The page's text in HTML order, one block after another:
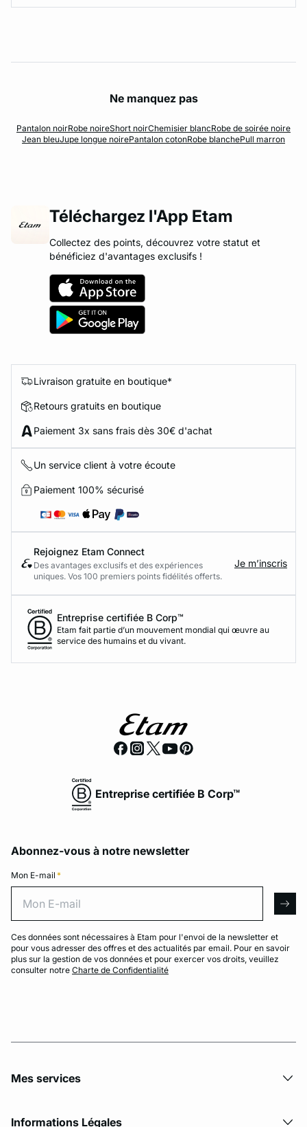
Ne manquez pas
Pantalon noirRobe noireShort noirChemisier blancRobe de soirée noire
Jean bleuJupe longue noirePantalon cotonRobe blanchePull marron
Téléchargez l'App Etam
Collectez des points, découvrez votre statut et
bénéficiez d'avantages exclusifs !
Livraison gratuite en boutique*
Retours gratuits en boutique
Paiement 3x sans frais dès 30€ d'achat
Un service client à votre écoute
Paiement 100% sécurisé
Rejoignez Etam Connect
Des avantages exclusifs et des expériences
uniques. Vos 100 premiers points fidélités offerts.
Je m’inscris
Entreprise certifiée B Corp™
Etam fait partie d’un mouvement mondial qui œuvre au
service des humains et du vivant.
Entreprise certifiée B Corp™
Abonnez-vous à notre newsletter
Mon E-mail *
Ces données sont nécessaires à Etam pour l'envoi de la newsletter et
pour vous adresser des offres et des actualités par email. Pour en savoir
plus sur la gestion de vos données et pour exercer vos droits, veuillez
consulter notre Charte de Confidentialité
Mes services
Informations Légales